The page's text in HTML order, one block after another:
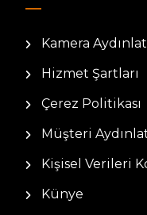
Kamera
Hizmet Şartları
Çerez Politikası
Müşteri
Kişisel Verileri
Künye